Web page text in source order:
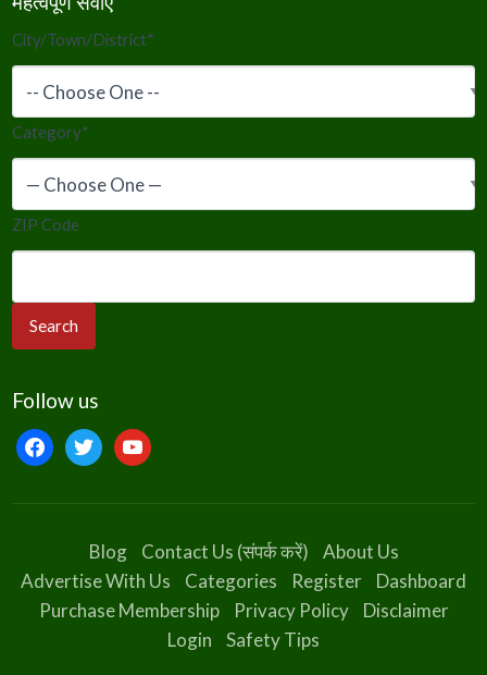
City/Town/District*
Category*
ZIP Code
Follow us
facebooktwitteryoutube
Blog Contact Us (संपर्क करें)
About Us
Advertise With Us
Categories Register
Dashboard
Purchase Membership
Privacy Policy
Disclaimer
Login
Safety Tips